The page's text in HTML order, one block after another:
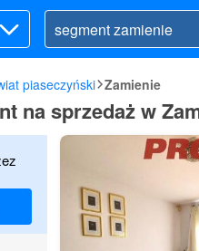
piaseczyński Zamienie
na sprzedaż w